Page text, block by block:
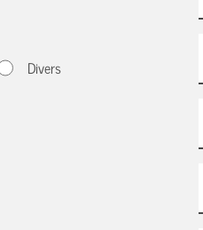
Divers